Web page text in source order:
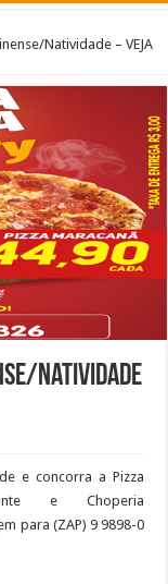
Natividade – VEJA
Natividade
e concorra a Pizza
e Choperia
para (ZAP) 9 9898-0